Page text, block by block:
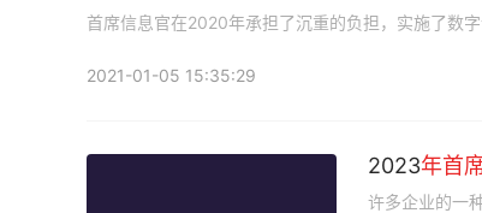
首席信息官在2020年承担了沉重的负担，实施了数
2021-01-05 15:35:29
2023年首
许多企业的一